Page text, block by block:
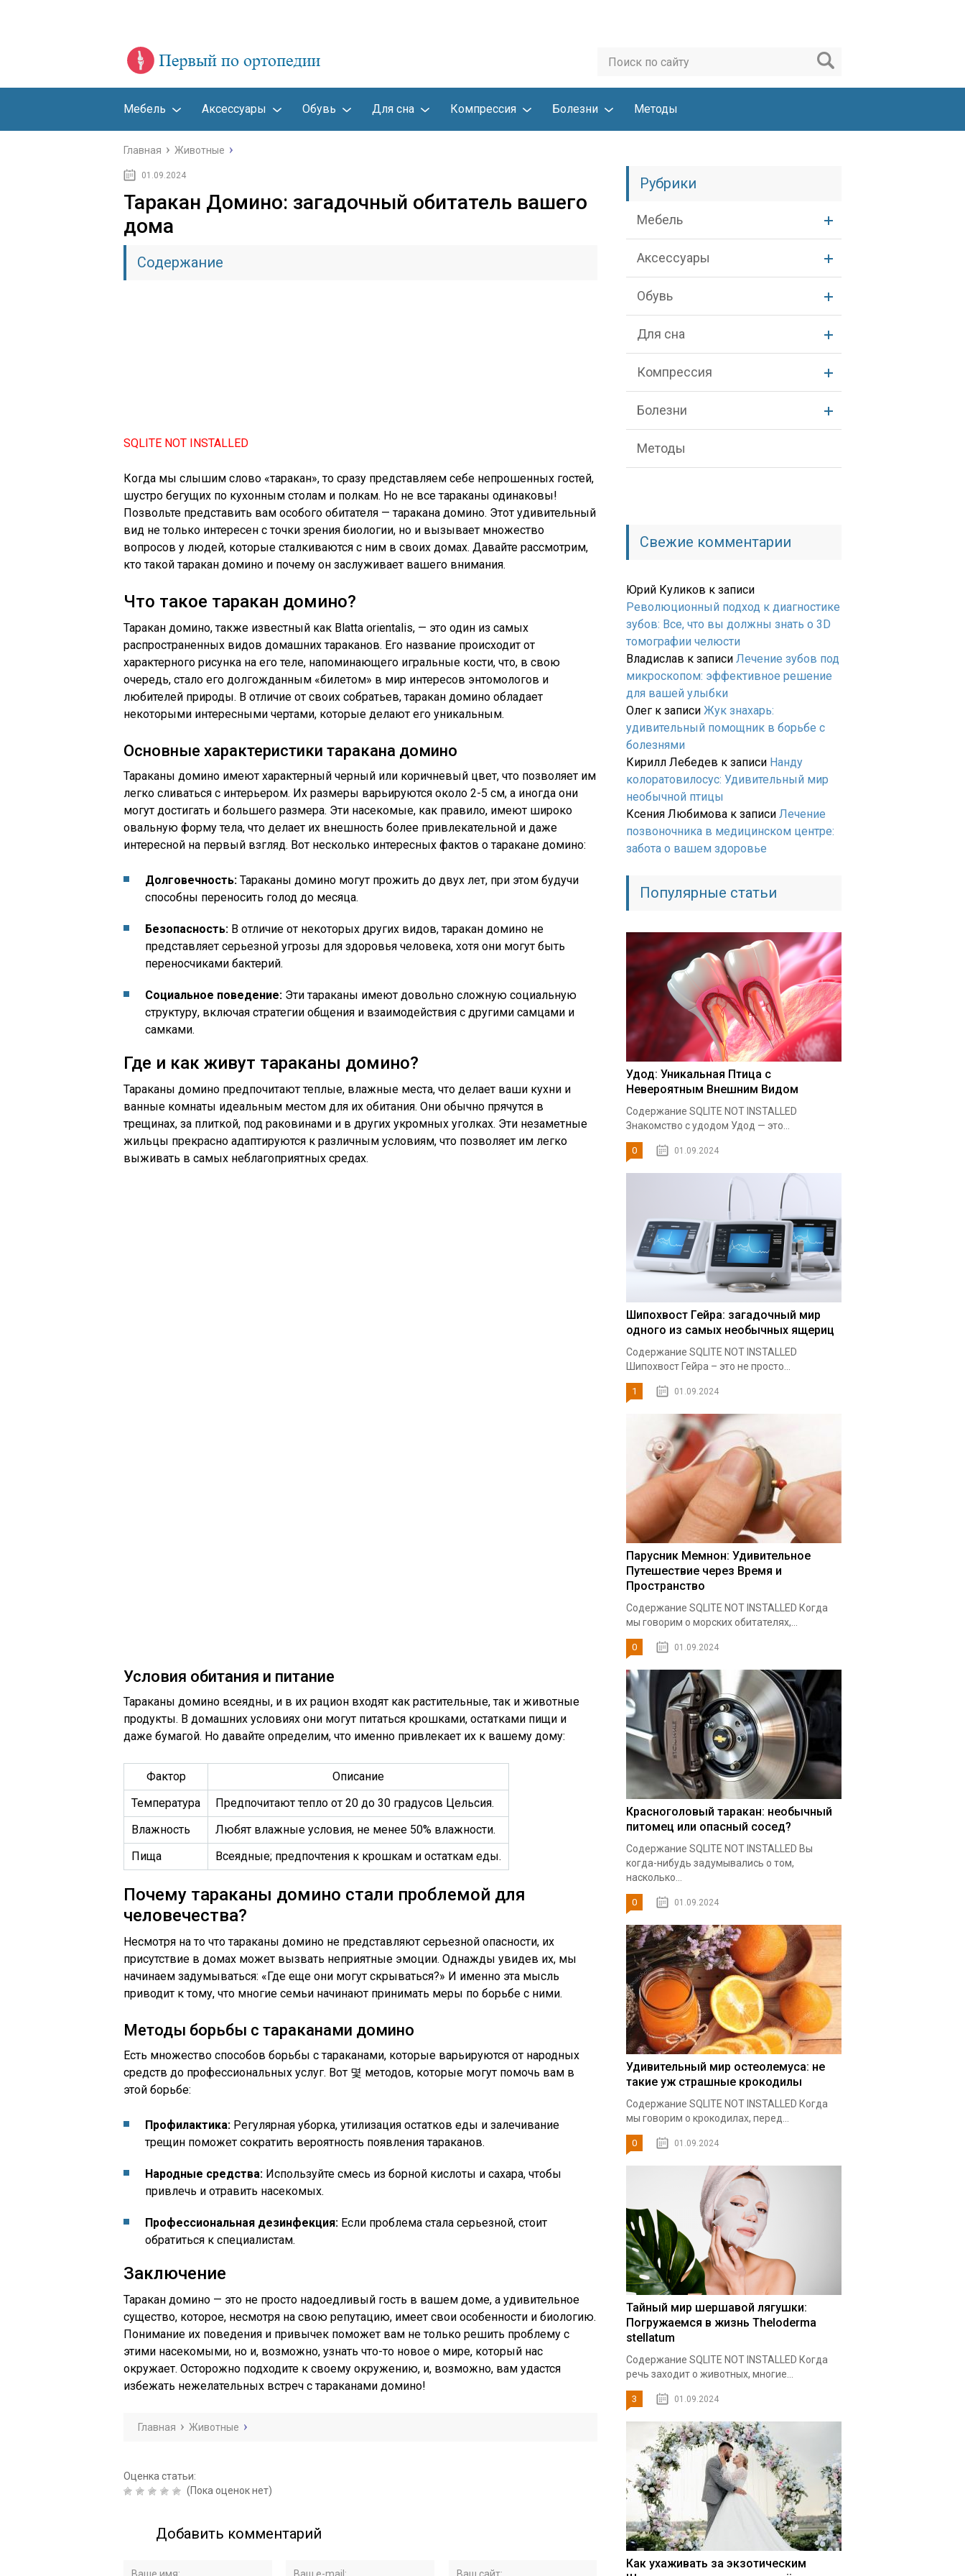
Мебель Аксессуары Обувь Для сна Компрессия Болезни Методы
Главная Животные
01.09.2024
Таракан Домино: загадочный обитатель вашего
дома
Содержание
SQLITE NOT INSTALLED
Когда мы слышим слово «таракан», то сразу представляем себе непрошенных гостей,
шустро бегущих по кухонным столам и полкам. Но не все тараканы одинаковы!
Позвольте представить вам особого обитателя — таракана домино. Этот удивительный
вид не только интересен с точки зрения биологии, но и вызывает множество
вопросов у людей, которые сталкиваются с ним в своих домах. Давайте рассмотрим,
кто такой таракан домино и почему он заслуживает вашего внимания.
Что такое таракан домино?
Таракан домино, также известный как Blatta orientalis, — это один из самых
распространенных видов домашних тараканов. Его название происходит от
характерного рисунка на его теле, напоминающего игральные кости, что, в свою
очередь, стало его долгожданным «билетом» в мир интересов энтомологов и
любителей природы. В отличие от своих собратьев, таракан домино обладает
некоторыми интересными чертами, которые делают его уникальным.
Основные характеристики таракана домино
Тараканы домино имеют характерный черный или коричневый цвет, что позволяет им
легко сливаться с интерьером. Их размеры варьируются около 2-5 см, а иногда они
могут достигать и большего размера. Эти насекомые, как правило, имеют широко
овальную форму тела, что делает их внешность более привлекательной и даже
интересной на первый взгляд. Вот несколько интересных фактов о таракане домино:
Долговечность: Тараканы домино могут прожить до двух лет, при этом будучи
способны переносить голод до месяца.
Безопасность: В отличие от некоторых других видов, таракан домино не
представляет серьезной угрозы для здоровья человека, хотя они могут быть
переносчиками бактерий.
Социальное поведение: Эти тараканы имеют довольно сложную социальную
структуру, включая стратегии общения и взаимодействия с другими самцами и
самками.
Где и как живут тараканы домино?
Тараканы домино предпочитают теплые, влажные места, что делает ваши кухни и
ванные комнаты идеальным местом для их обитания. Они обычно прячутся в
трещинах, за плиткой, под раковинами и в других укромных уголках. Эти незаметные
жильцы прекрасно адаптируются к различным условиям, что позволяет им легко
выживать в самых неблагоприятных средах.
Условия обитания и питание
Тараканы домино всеядны, и в их рацион входят как растительные, так и животные
продукты. В домашних условиях они могут питаться крошками, остатками пищи и
даже бумагой. Но давайте определим, что именно привлекает их к вашему дому:
Фактор
Описание
Температура
Предпочитают тепло от 20 до 30 градусов Цельсия.
Влажность
Любят влажные условия, не менее 50% влажности.
Пища
Всеядные; предпочтения к крошкам и остаткам еды.
Почему тараканы домино стали проблемой для
человечества?
Несмотря на то что тараканы домино не представляют серьезной опасности, их
присутствие в домах может вызвать неприятные эмоции. Однажды увидев их, мы
начинаем задумываться: «Где еще они могут скрываться?» И именно эта мысль
приводит к тому, что многие семьи начинают принимать меры по борьбе с ними.
Методы борьбы с тараканами домино
Есть множество способов борьбы с тараканами, которые варьируются от народных
средств до профессиональных услуг. Вот 몇 методов, которые могут помочь вам в
этой борьбе:
Профилактика: Регулярная уборка, утилизация остатков еды и залечивание
трещин поможет сократить вероятность появления тараканов.
Народные средства: Используйте смесь из борной кислоты и сахара, чтобы
привлечь и отравить насекомых.
Профессиональная дезинфекция: Если проблема стала серьезной, стоит
обратиться к специалистам.
Заключение
Таракан домино — это не просто надоедливый гость в вашем доме, а удивительное
существо, которое, несмотря на свою репутацию, имеет свои особенности и биологию.
Понимание их поведения и привычек поможет вам не только решить проблему с
этими насекомыми, но и, возможно, узнать что-то новое о мире, который нас
окружает. Осторожно подходите к своему окружению, и, возможно, вам удастся
избежать нежелательных встреч с тараканами домино!
Главная Животные
Оценка статьи:
(Пока оценок нет)
Добавить комментарий
Рубрики
Мебель
Аксессуары
Обувь
Для сна
Компрессия
Болезни
Методы
Свежие комментарии
Юрий Куликов к записи
Революционный подход к диагностике
зубов: Все, что вы должны знать о 3D
томографии челюсти
Владислав к записи Лечение зубов под
микроскопом: эффективное решение
для вашей улыбки
Олег к записи Жук знахарь:
удивительный помощник в борьбе с
болезнями
Кирилл Лебедев к записи Нанду
колоратовилосус: Удивительный мир
необычной птицы
Ксения Любимова к записи Лечение
позвоночника в медицинском центре:
забота о вашем здоровье
Популярные статьи
Удод: Уникальная Птица с
Невероятным Внешним Видом
Содержание SQLITE NOT INSTALLED
Знакомство с удодом Удод — это...
0 01.09.2024
Шипохвост Гейра: загадочный мир
одного из самых необычных ящериц
Содержание SQLITE NOT INSTALLED
Шипохвост Гейра – это не просто...
1 01.09.2024
Парусник Мемнон: Удивительное
Путешествие через Время и
Пространство
Содержание SQLITE NOT INSTALLED Когда
мы говорим о морских обитателях,...
0 01.09.2024
Красноголовый таракан: необычный
питомец или опасный сосед?
Содержание SQLITE NOT INSTALLED Вы
когда-нибудь задумывались о том,
насколько...
0 01.09.2024
Удивительный мир остеолемуса: не
такие уж страшные крокодилы
Содержание SQLITE NOT INSTALLED Когда
мы говорим о крокодилах, перед...
0 01.09.2024
Тайный мир шершавой лягушки:
Погружаемся в жизнь Theloderma
stellatum
Содержание SQLITE NOT INSTALLED Когда
речь заходит о животных, многие...
3 01.09.2024
Как ухаживать за экзотическим